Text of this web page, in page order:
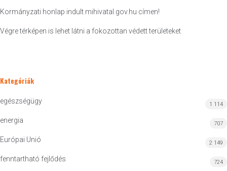
Kormányzati honlap indult mihivatal.gov.hu címen!
Végre térképen is lehet látni a fokozottan védett területeket
Kategóriák
egészségügy 1 114
energia 707
Európai Unió 2 149
fenntartható fejlődés 724